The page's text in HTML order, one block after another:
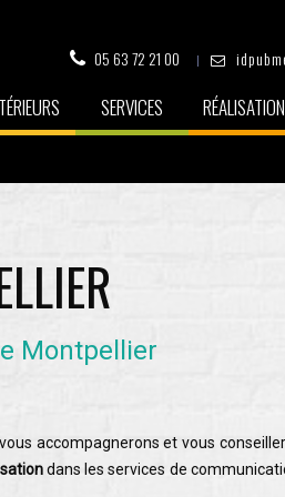
05 63 72 21 00
SERVICES
Montpellier
accompagnerons et vous
dans les services de